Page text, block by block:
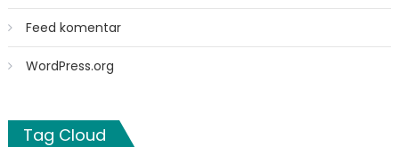
Feed komentar
WordPress.org
Tag Cloud